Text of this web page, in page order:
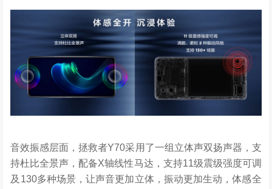
音效振感层面，拯救者Y70采用了一组立体声双扬声器，支
持杜比全景声，配备X轴线性马达，支持11级震级强度可调
及130多种场景，让声音更加立体，振动更加生动，体感全